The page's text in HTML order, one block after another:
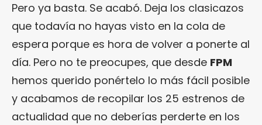
Pero ya basta. Se acabó. Deja los clasicazos
que todavía no hayas visto en la cola de
espera porque es hora de volver a ponerte al
día. Pero no te preocupes, que desde FPM
hemos querido ponértelo lo más fácil posible
y acabamos de recopilar los 25 estrenos de
actualidad que no deberías perderte en los